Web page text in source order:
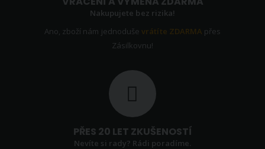
Nakupujete bez rizika!
Ano, zboží nám jednoduševrátíte ZDARMA přes
Zásilkovnu!
PŘES 20 LET ZKUŠENOSTÍ
Nevíte si rady? Rádi poradíme.